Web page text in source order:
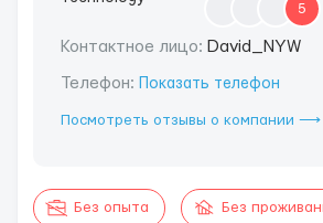
5
Контактное лицо: David_NYW
Телефон: Показать телефон
Посмотреть отзывы о компании ⟶
Без опыта Без